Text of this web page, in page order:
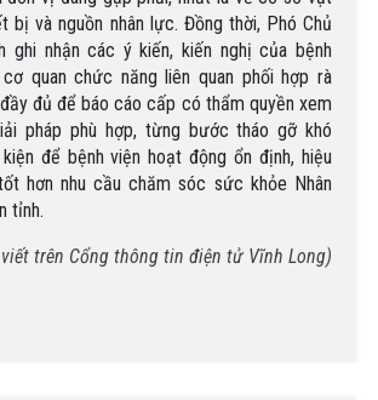
bị và nguồn nhân lực. Đồng thời, Phó Chủ
ghi nhận các ý kiến, kiến nghị của bệnh
quan chức năng liên quan phối hợp rà
đủ để báo cáo cấp có thẩm quyền xem
pháp phù hợp, từng bước tháo gỡ khó
để bệnh viện hoạt động ổn định, hiệu
hơn nhu cầu chăm sóc sức khỏe Nhân
tỉnh.
trên Cổng thông tin điện tử Vĩnh Long)